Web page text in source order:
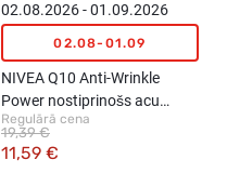
02.08.2026 - 01.09.2026
02.08-01.09
NIVEA Q10 Anti-Wrinkle
Power nostiprinošs acu
krēms pret grumbām, 15ml
Regulārā cena
11,59 €
19,39 €